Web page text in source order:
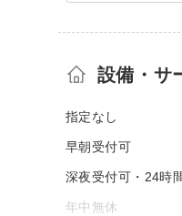
設備・サ
指定なし
早朝受付可
深夜受付可・24時
年中無休